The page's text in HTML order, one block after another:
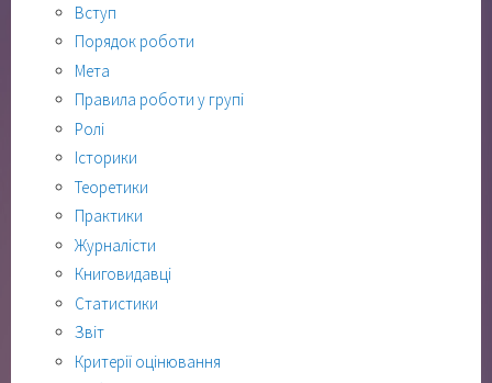
Вступ
Порядок роботи
Мета
Правила роботи у групі
Ролі
Історики
Теоретики
Практики
Журналісти
Книговидавці
Статистики
Звіт
Критерії оцінювання